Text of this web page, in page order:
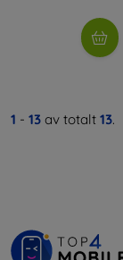
1 - 13 av totalt 13.